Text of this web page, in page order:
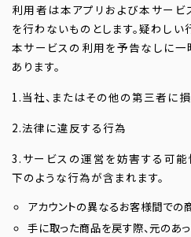
利用者は本アプリおよび本サー
を行わないものとします。疑わし
本サービスの利用を予告なしに
あります。
1.当社、またはその他の第三者に
2.法律に違反する行為
3.サービスの運営を妨害する可
下のような行為が含まれます。
アカウントの異なるお客様間での
手に取った商品を戻す際、元のあ